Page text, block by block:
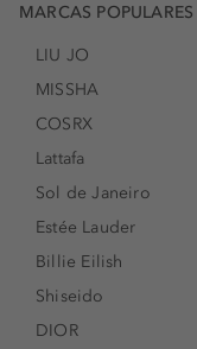
MARCAS POPULARES
LIU JO
MISSHA
COSRX
Lattafa
Sol de Janeiro
Estée Lauder
Billie Eilish
Shiseido
DIOR